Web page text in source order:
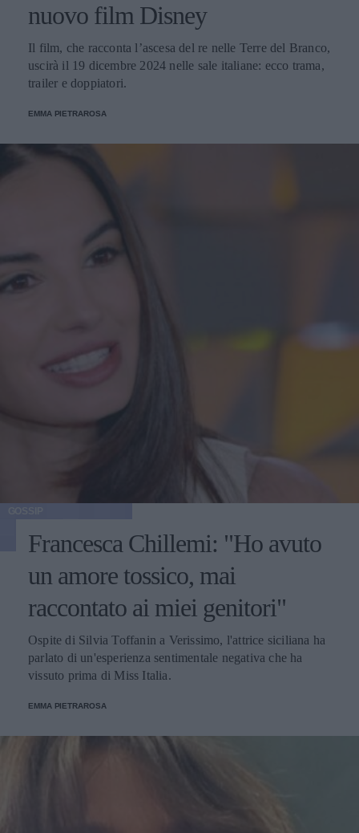
nuovo film Disney
Il film, che racconta l’ascesa del re nelle Terre del Branco,
uscirà il 19 dicembre 2024 nelle sale italiane: ecco trama,
trailer e doppiatori.
EMMA PIETRAROSA
Francesca Chillemi: "Ho avuto
un amore tossico, mai
raccontato ai miei genitori"
Ospite di Silvia Toffanin a Verissimo, l'attrice siciliana ha
parlato di un'esperienza sentimentale negativa che ha
vissuto prima di Miss Italia.
EMMA PIETRAROSA